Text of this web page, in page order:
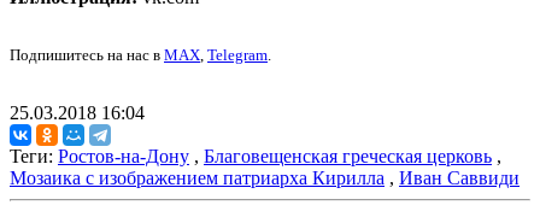
Подпишитесь на нас в MAX, Telegram.
25.03.2018 16:04
Теги: Ростов-на-Дону , Благовещенская греческая церковь ,
Мозаика с изображением патриарха Кирилла , Иван Саввиди